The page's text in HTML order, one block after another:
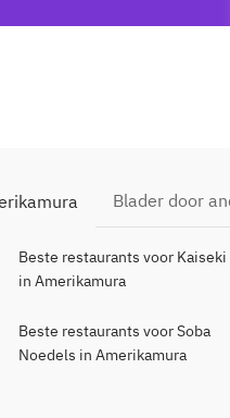
Blader door
Beste restaurants voor Kaiseki
in Amerikamura
Beste restaurants voor Soba
Noedels in Amerikamura